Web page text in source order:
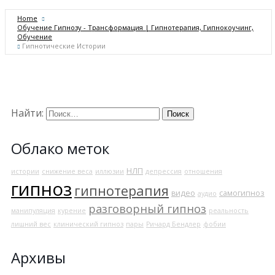
Home
Обучение Гипнозу - Трансформация | Гипнотерапия, Гипнокоучинг,
Обучение
Гипнотические Истории
Найти:
Облако меток
истории снижение веса иллюзии НЛП депрессия отношения
гипноз гипнотерапия видео аудио самогипноз
манипуляция курение разговорный гипноз реальность
лишний вес клинический гипноз пары Ричард Бендлер фобии
Архивы